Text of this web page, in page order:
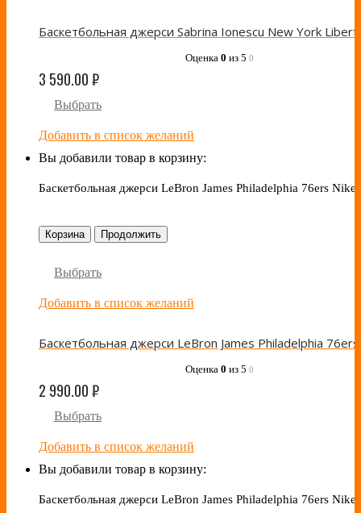
Оценка 0 из 5 0
3 590.00₽
Выбрать
Добавить в список желаний
Вы добавили товар в корзину:
Баскетбольная джерси LeBron James Philadelphia 76ers Nike
Корзина Продолжить
Выбрать
Добавить в список желаний
Оценка 0 из 5 0
2 990.00₽
Выбрать
Добавить в список желаний
Вы добавили товар в корзину:
Баскетбольная джерси LeBron James Philadelphia 76ers Nike